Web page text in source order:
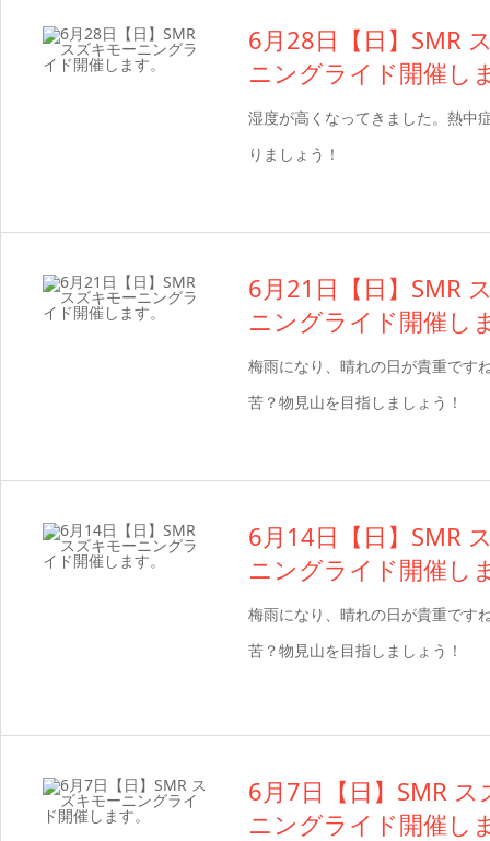
6月28日【日】SMR
ニングライド開催し
湿度が高くなってきました。熱中
りましょう！
6月21日【日】SMR
ニングライド開催し
梅雨になり、晴れの日が貴重です
苦？物見山を目指しましょう！
6月14日【日】SMR
ニングライド開催し
梅雨になり、晴れの日が貴重です
苦？物見山を目指しましょう！
6月7日【日】SMR ス
ニングライド開催し